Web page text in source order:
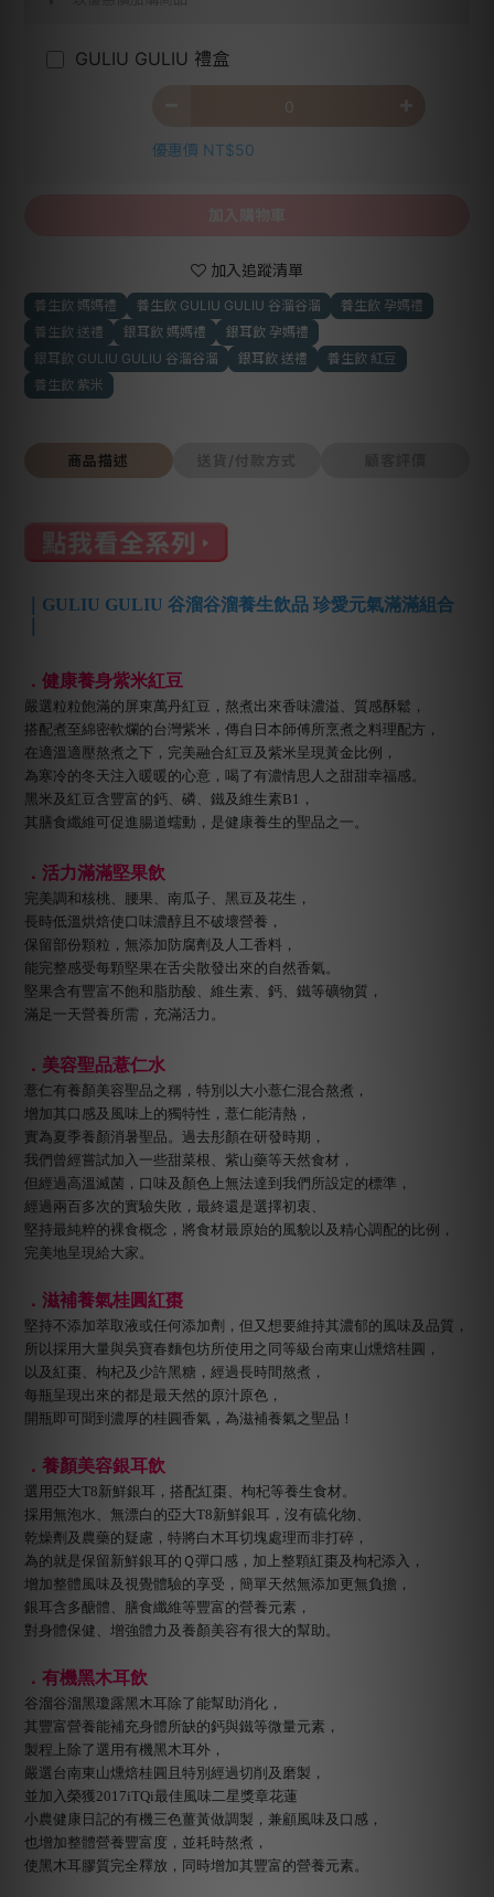
GULIU GULIU 禮盒
優惠價 NT$50
加入追蹤清單
養生飲 媽媽禮 養生飲 GULIU GULIU 谷溜谷溜
養生飲 孕媽禮
養生飲 送禮
銀耳飲 媽媽禮
銀耳飲 孕媽禮
銀耳飲 GULIU GULIU 谷溜谷溜
銀耳飲 送禮
養生飲 紅豆
養生飲 紫米
商品描述
｜GULIU GULIU 谷溜谷溜養生飲品 珍愛元氣滿滿組合
．健康養身紫米紅豆
嚴選粒粒飽滿的屏東萬丹紅豆，熬煮出來香味濃溢、質感酥鬆，
搭配煮至綿密軟爛的台灣紫米，傳自日本師傅所烹煮之料理配方，
在適溫適壓熬煮之下，完美融合紅豆及紫米呈現黃金比例，
為寒冷的冬天注入暖暖的心意，喝了有濃情思人之甜甜幸福感。
黑米及紅豆含豐富的鈣、磷、鐵及維生素B1，
其膳食纖維可促進腸道蠕動，是健康養生的聖品之一。
．活力滿滿堅果飲
完美調和核桃、腰果、南瓜子、黑豆及花生，
長時低溫烘焙使口味濃醇且不破壞營養，
保留部份顆粒，無添加防腐劑及人工香料，
能完整感受每顆堅果在舌尖散發出來的自然香氣。
堅果含有豐富不飽和脂肪酸、維生素、鈣、鐵等礦物質，
滿足一天營養所需，充滿活力。
．美容聖品薏仁水
薏仁有養顏美容聖品之稱，特別以大小薏仁混合熬煮，
增加其口感及風味上的獨特性，薏仁能清熱，
實為夏季養顏消暑聖品。過去彤顏在研發時期，
我們曾經嘗試加入一些甜菜根、紫山藥等天然食材，
但經過高溫滅菌，口味及顏色上無法達到我們所設定的標準，
經過兩百多次的實驗失敗，最終還是選擇初衷、
堅持最純粹的裸食概念，將食材最原始的風貌以及精心調配的比例，
完美地呈現給大家。
．滋補養氣桂圓紅棗
堅持不添加萃取液或任何添加劑，但又想要維持其濃郁的風味及品質，
所以採用大量與吳寶春麵包坊所使用之同等級台南東山燻焙桂圓，
以及紅棗、枸杞及少許黑糖，經過長時間熬煮，
每瓶呈現出來的都是最天然的原汁原色，
開瓶即可聞到濃厚的桂圓香氣，為滋補養氣之聖品！
．養顏美容銀耳飲
選用亞大T8新鮮銀耳，搭配紅棗、枸杞等養生食材。
採用無泡水、無漂白的亞大T8新鮮銀耳，沒有硫化物、
乾燥劑及農藥的疑慮，特將白木耳切塊處理而非打碎，
為的就是保留新鮮銀耳的Ｑ彈口感，加上整顆紅棗及枸杞添入，
增加整體風味及視覺體驗的享受，簡單天然無添加更無負擔，
銀耳含多醣體、膳食纖維等豐富的營養元素，
對身體保健、增強體力及養顏美容有很大的幫助。
．有機黑木耳飲
谷溜谷溜黑瓊露黑木耳除了能幫助消化，
其豐富營養能補充身體所缺的鈣與鐵等微量元素，
製程上除了選用有機黑木耳外，
嚴選台南東山燻焙桂圓且特別經過切削及磨製，
並加入榮獲2017iTQi最佳風味二星獎章花蓮
小農健康日記的有機三色薑黃做調製，兼顧風味及口感，
也增加整體營養豐富度，並耗時熬煮，
使黑木耳膠質完全釋放，同時增加其豐富的營養元素。